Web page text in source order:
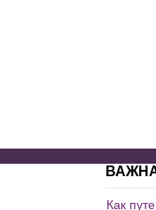
Как